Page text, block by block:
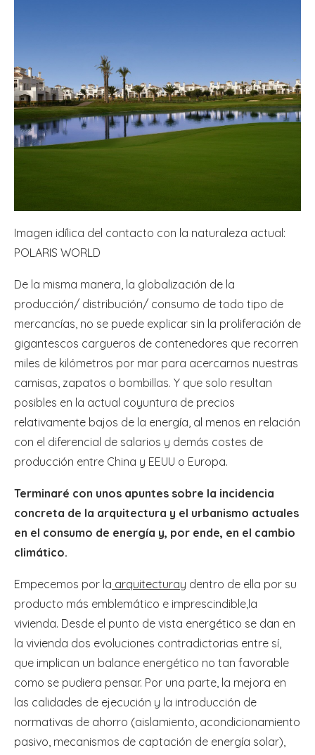
Imagen idílica del contacto con la naturaleza actual:
POLARIS WORLD
De la misma manera, la globalización de la
producción/ distribución/ consumo de todo tipo de
mercancías, no se puede explicar sin la proliferación de
gigantescos cargueros de contenedores que recorren
miles de kilómetros por mar para acercarnos nuestras
camisas, zapatos o bombillas. Y que solo resultan
posibles en la actual coyuntura de precios
relativamente bajos de la energía, al menos en relación
con el diferencial de salarios y demás costes de
producción entre China y EEUU o Europa.
Terminaré con unos apuntes sobre la incidencia
concreta de la arquitectura y el urbanismo actuales
en el consumo de energía y, por ende, en el cambio
climático.
Empecemos por la arquitecturay dentro de ella por su
producto más emblemático e imprescindible,la
vivienda. Desde el punto de vista energético se dan en
la vivienda dos evoluciones contradictorias entre sí,
que implican un balance energético no tan favorable
como se pudiera pensar. Por una parte, la mejora en
las calidades de ejecución y la introducción de
normativas de ahorro (aislamiento, acondicionamiento
pasivo, mecanismos de captación de energía solar),